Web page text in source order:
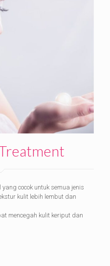
cocok untuk semua jenis
kulit lebih lembut dan
mencegah kulit keriput dan